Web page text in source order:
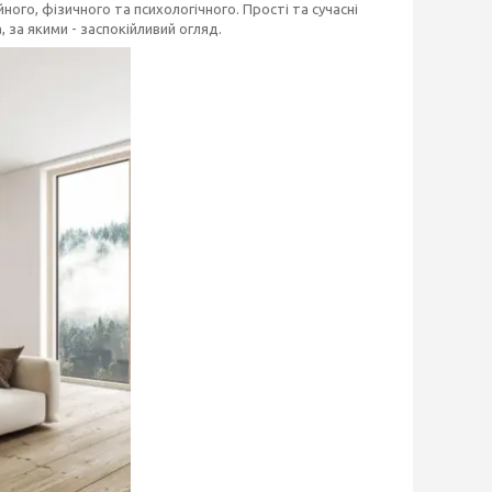
фізичного та психологічного. Прості та сучасні
за якими - заспокійливий огляд.